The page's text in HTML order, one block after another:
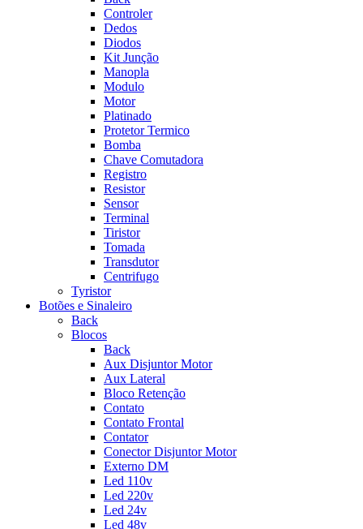
Controler
Dedos
Diodos
Kit Junção
Manopla
Modulo
Motor
Platinado
Protetor Termico
Bomba
Chave Comutadora
Registro
Resistor
Sensor
Terminal
Tiristor
Tomada
Transdutor
Centrifugo
Tyristor
Botões e Sinaleiro
Back
Blocos
Back
Aux Disjuntor Motor
Aux Lateral
Bloco Retenção
Contato
Contato Frontal
Contator
Conector Disjuntor Motor
Externo DM
Led 110v
Led 220v
Led 24v
Led 48v